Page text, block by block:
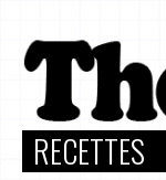
RECETTES